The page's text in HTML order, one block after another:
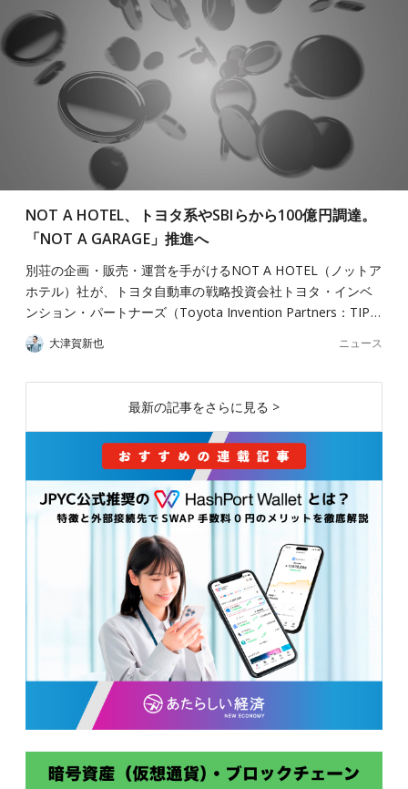
NOT A HOTEL、トヨタ系やSBIらから100億円調達。
「NOT A GARAGE」推進へ
別荘の企画・販売・運営を手がけるNOT A HOTEL（ノットア
ホテル）社が、トヨタ自動車の戦略投資会社トヨタ・インベ
ンション・パートナーズ（Toyota Invention Partners：TIP…
大津賀新也 ニュース
最新の記事をさらに見る >